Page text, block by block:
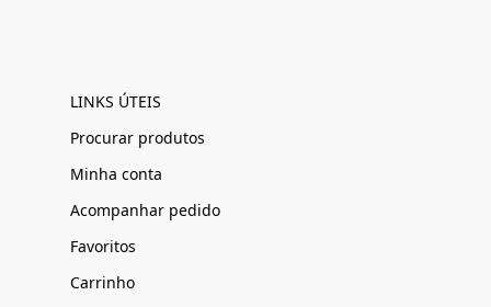
LINKS ÚTEIS
Procurar produtos
Minha conta
Acompanhar pedido
Favoritos
Carrinho